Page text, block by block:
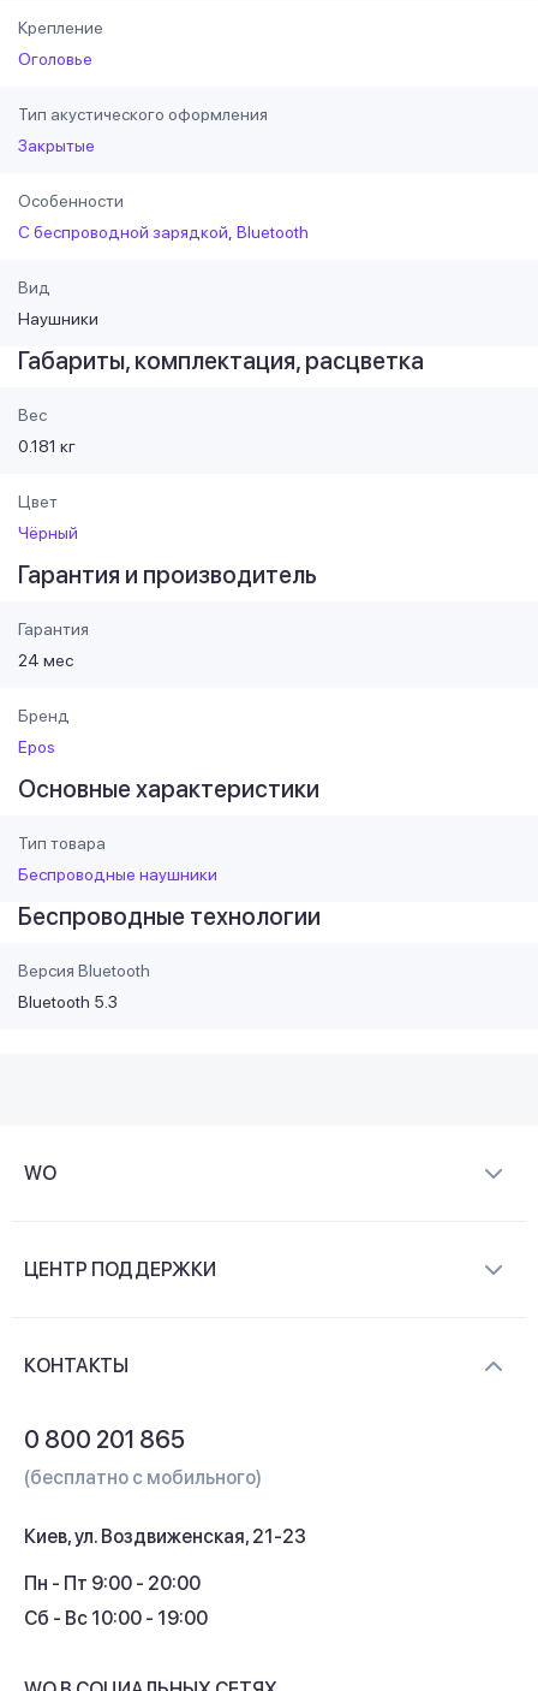
Крепление
Оголовье
Тип акустического оформления
Закрытые
Особенности
С беспроводной зарядкой Bluetooth
Вид
Наушники
Габариты, комплектация, расцветка
Вес
0.181 кг
Цвет
Чёрный
Гарантия и производитель
Гарантия
24 мес
Бренд
Epos
Основные характеристики
Тип товара
Беспроводные наушники
Беспроводные технологии
Версия Bluetooth
Bluetooth 5.3
WO
Контакты
ЦЕНТР ПОДДЕРЖКИ
Кэшбек
КОНТАКТЫ
0 800 201 865
(бесплатно с мобильного)
Киев, ул. Воздвиженская, 21-23
Пн - Пт 9:00 - 20:00
Сб - Вс 10:00 - 19:00